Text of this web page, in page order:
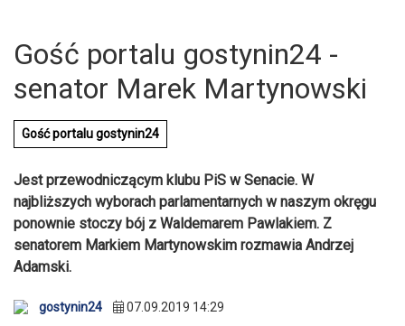
Gość portalu gostynin24 -
senator Marek Martynowski
Gość portalu gostynin24
Jest przewodniczącym klubu PiS w Senacie. W
najbliższych wyborach parlamentarnych w naszym okręgu
ponownie stoczy bój z Waldemarem Pawlakiem. Z
senatorem Markiem Martynowskim rozmawia Andrzej
Adamski.
gostynin24 07.09.2019 14:29